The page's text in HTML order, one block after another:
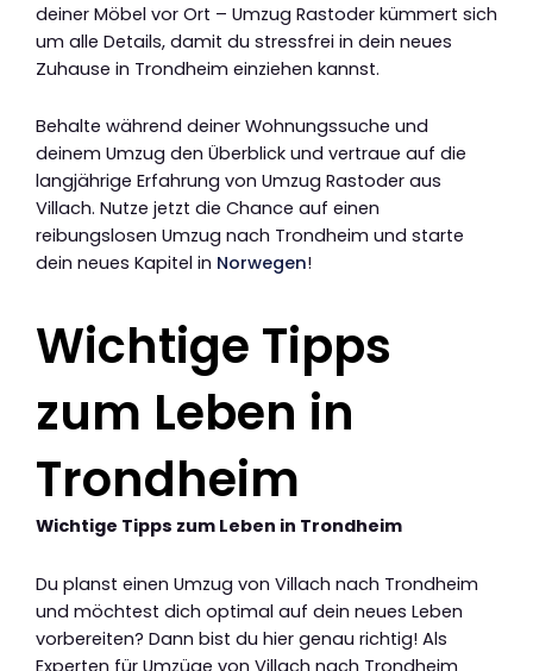
deiner Möbel vor Ort – Umzug Rastoder kümmert sich
um alle Details, damit du stressfrei in dein neues
Zuhause in Trondheim einziehen kannst.
Behalte während deiner Wohnungssuche und
deinem Umzug den Überblick und vertraue auf die
langjährige Erfahrung von Umzug Rastoder aus
Villach. Nutze jetzt die Chance auf einen
reibungslosen Umzug nach Trondheim und starte
dein neues Kapitel in Norwegen!
Wichtige Tipps
zum Leben in
Trondheim
Wichtige Tipps zum Leben in Trondheim
Du planst einen Umzug von Villach nach Trondheim
und möchtest dich optimal auf dein neues Leben
vorbereiten? Dann bist du hier genau richtig! Als
Experten für Umzüge von Villach nach Trondheim